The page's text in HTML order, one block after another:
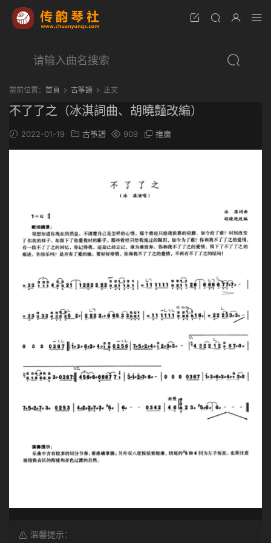
當前位置： 首頁 古筝譜 正文
不了了之（冰淇詞曲、胡曉豔改編）
2022-01-19 古筝譜 909 推廣
溫馨提示：